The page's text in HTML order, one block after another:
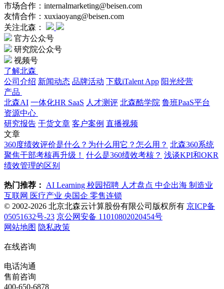
市场合作：internalmarketing@beisen.com
友情合作：xuxiaoyang@beisen.com
关注北森：
官方公众号
研究院公众号
视频号
了解北森
公司介绍 新闻动态 品牌活动 下载iTalent App 阳光经营
产品
北森AI 一体化HR SaaS 人才测评 北森酷学院 鲁班PaaS平台
资源中心
研究报告 干货文章 客户案例 直播视频
文章
360度绩效评价是什么？为什么用它？怎么用？ 北森360系统
聚焦干部考核再升级！
什么是360绩效考核？ 浅谈KPI和OKR
绩效管理的区别
热门推荐： AI Learning 校园招聘 人才盘点 中企出海 制造业
互联网 医疗产业 央国企 零售连锁
© 2002-2026 北京北森云计算股份有限公司版权所有 京ICP备
05051632号-23 京公网安备 11010802020454号
网站地图 隐私政策
在线咨询
电话沟通
售前咨询
400-650-6878